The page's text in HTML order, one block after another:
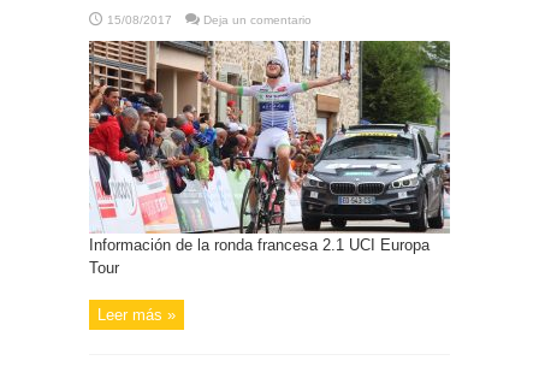
15/08/2017 Deja un comentario
Información de la ronda francesa 2.1 UCI Europa
Tour
Leer más »